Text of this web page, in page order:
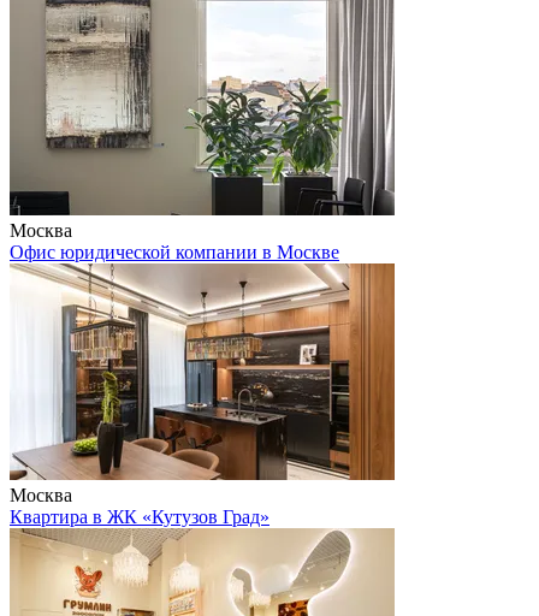
Москва
Офис юридической компании в Москве
Москва
Квартира в ЖК «Кутузов Град»